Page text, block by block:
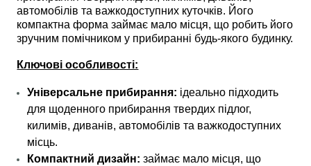
автомобілів та важкодоступних куточків. Його
компактна форма займає мало місця, що робить його
зручним помічником у прибиранні будь-якого будинку.
Ключові особливості:
Універсальне прибирання: ідеально підходить
для щоденного прибирання твердих підлог,
килимів, диванів, автомобілів та важкодоступних
місць.
Компактний дизайн: займає мало місця, що